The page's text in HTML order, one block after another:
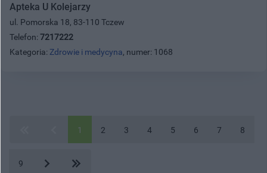
Apteka U Kolejarzy
ul. Pomorska 18, 83-110 Tczew
Telefon: 7217222
Kategoria: Zdrowie i medycyna, numer: 1068
1 2 3 4 5 6 7 8
9